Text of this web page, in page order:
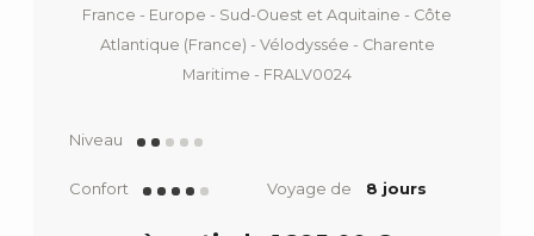
France - Europe - Sud-Ouest et Aquitaine - Côte
Atlantique (France) - Vélodyssée - Charente
Maritime - FRALV0024
Niveau
Confort Voyage de 8 jours